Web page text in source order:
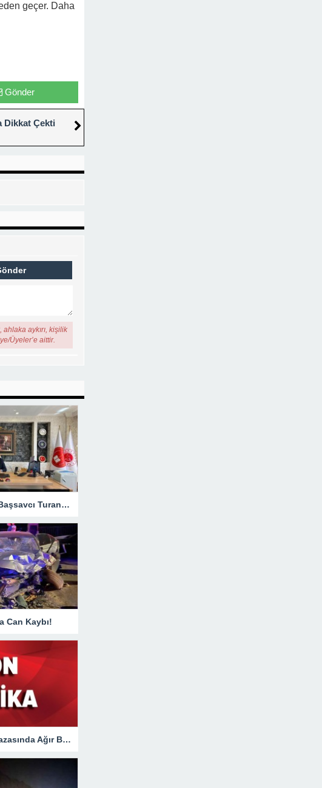
geçer. Daha
Gönder
Dikkat Çekti
aykırı, kişilik
Üyeler’e aittir.
Hakkari’ye Atanan Başsavcı Turan Görevine Başladı
Can Kaybı!
Hakkari’de Trafik Kazasında Ağır Bilanço!